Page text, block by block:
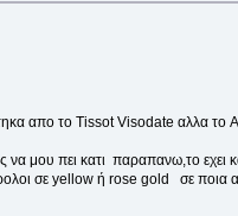
απο το Tissot Visodate αλλα το
να μου πει κατι παραπανω,το εχει
ρολοι σε yellow ή rose gold σε